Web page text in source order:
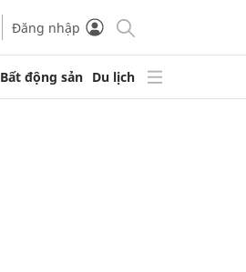
Đăng nhập
Bất động sản Du lịch